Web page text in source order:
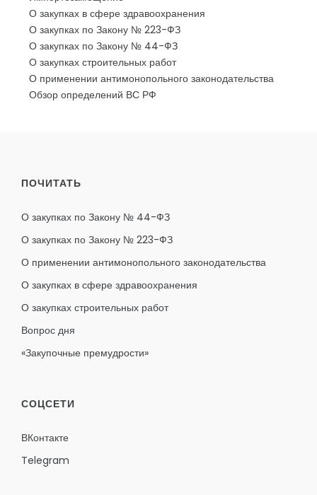
О закупках в сфере здравоохранения
О закупках по Закону № 223-ФЗ
О закупках по Закону № 44-ФЗ
О закупках строительных работ
О применении антимонопольного законодательства
Обзор определений ВС РФ
ПОЧИТАТЬ
О закупках по Закону № 44-ФЗ
О закупках по Закону № 223-ФЗ
О применении антимонопольного законодательства
О закупках в сфере здравоохранения
О закупках строительных работ
Вопрос дня
«Закупочные премудрости»
СОЦСЕТИ
ВКонтакте
Telegram